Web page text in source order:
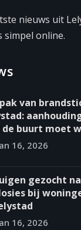
nieuws uit
simpel online.
van
buurt moet
16, 2026
gezocht
bij
16, 2026